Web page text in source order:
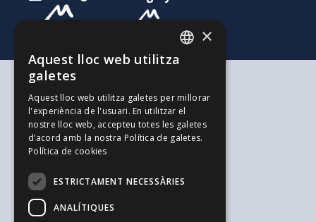
Segons les teves necessitats
Per a tu i la teva família
Per als teus estalvis i inversions
Per a la teva empresa
L'alternativa als Autònoms
Treballa amb nosaltres
El Blog de l'Enginyeria
Blog de Joves Inspirit Mútua
ENGLISH
×
Aquest lloc web utilitza
galetes
Aquest lloc web utilitza galetes per millorar
l'experiència de l'usuari. En utilitzar el
nostre lloc web, accepteu totes les galetes
d’acord amb la nostra Política de galetes.
Política de cookies
ESTRICTAMENT NECESSÀRIES
ANALÍTIQUES